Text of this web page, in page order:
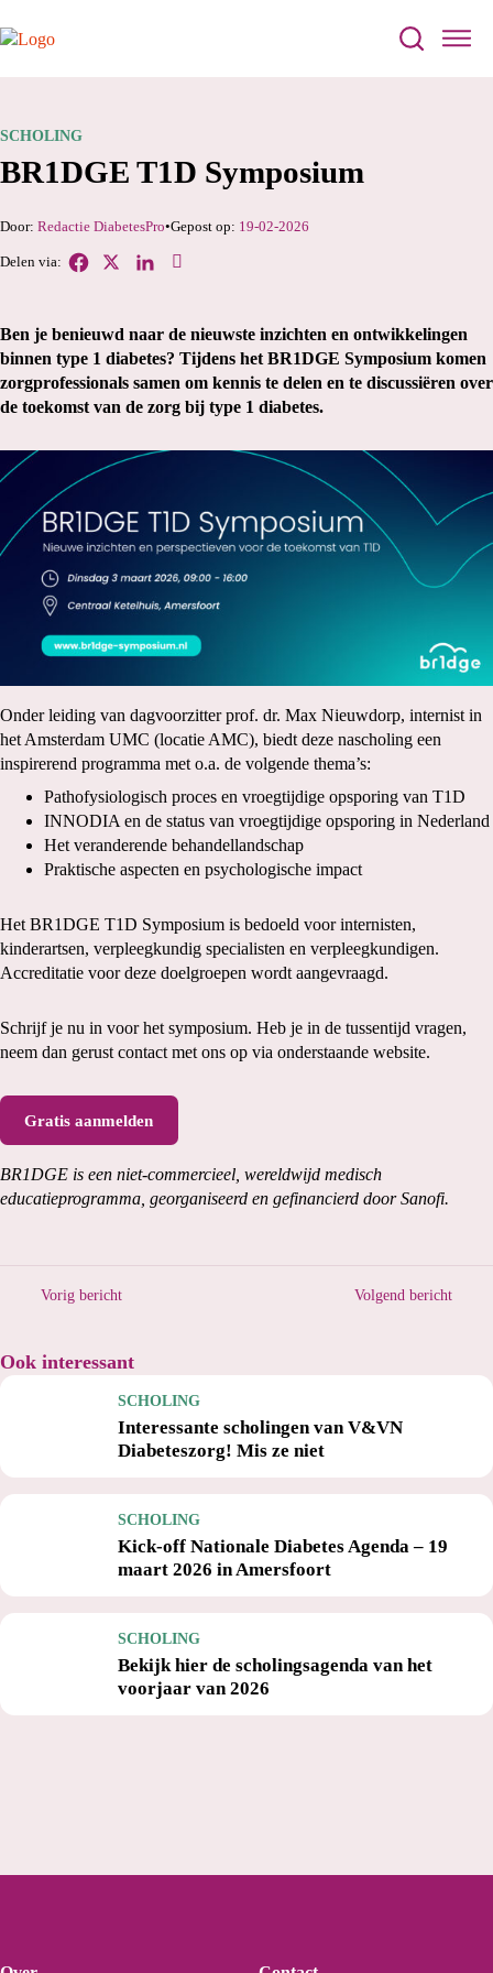
BR1DGE T1D Symposium
Redactie DiabetesPro 19-02-2026
SCHOLING
Ben je benieuwd naar de nieuwste inzichten en ontwikkelingen
binnen type 1 diabetes? Tijdens het BR1DGE Symposium komen
zorgprofessionals samen om kennis te delen en te discussiëren over
de toekomst van de zorg bij type 1 diabetes.
Onder leiding van dagvoorzitter prof. dr. Max Nieuwdorp, internist in
het Amsterdam UMC (locatie AMC), biedt deze nascholing een
inspirerend programma met o.a. de volgende thema’s:
Pathofysiologisch proces en vroegtijdige opsporing van T1D
INNODIA en de status van vroegtijdige opsporing in Nederland
Het veranderende behandellandschap
Praktische aspecten en psychologische impact
Het BR1DGE T1D Symposium is bedoeld voor internisten,
kinderartsen, verpleegkundig specialisten en verpleegkundigen.
Accreditatie voor deze doelgroepen wordt aangevraagd.
Schrijf je nu in voor het symposium. Heb je in de tussentijd vragen,
neem dan gerust contact met ons op via onderstaande website.
Gratis aanmelden
BR1DGE is een niet-commercieel, wereldwijd medisch
educatieprogramma, georganiseerd en gefinancierd door Sanofi.
Vorig bericht Volgend bericht
Ook interessant
Interessante scholingen van V&VN
Diabeteszorg! Mis ze niet
SCHOLING
Kick-off Nationale Diabetes Agenda – 19
maart 2026 in Amersfoort
SCHOLING
Bekijk hier de scholingsagenda van het
voorjaar van 2026
SCHOLING